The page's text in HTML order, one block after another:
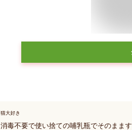
猫大好き
消毒不要で使い捨ての哺乳瓶でそのまま